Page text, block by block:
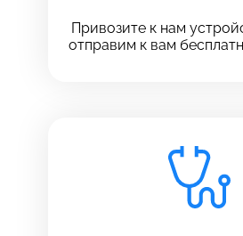
Привозите к нам
отправим к вам
Выберите сервис
Выберите сервис